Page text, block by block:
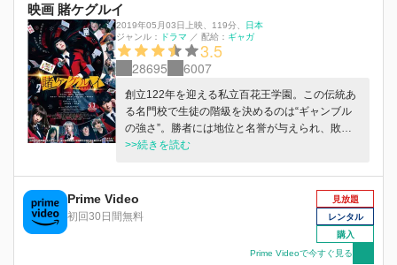
映画 賭ケグルイ
2019年05月03日上映 119分
日本
ジャンル：
ドラマ ／ 配給： ギャガ
3.5
28695 6007
創立122年を迎える私立百花王学園。この伝統あ
る名門校で生徒の階級を決めるのは“ギャンブル
の強さ”。勝者には地位と名誉が与えられ、敗者
は財産も尊厳も奪われる。この学園に、1人の少
るとお淑やかなこの美少女は、いかなるリスクも
いとわない常軌を逸したギャンブル狂だった。学
園を支配する生徒会は、夢子を危険な存在と判断
し、百戦練磨の刺客を送り込むも次々と撃破。学
園は夢子を中心に大きく動き出そうとしていた。
生徒会はついに、全校生徒を巻き込んだ百花王学
>>続きを読む
Prime Video
初回30日間無料
見放題
レンタル
購入
Prime Videoで今すぐ見る